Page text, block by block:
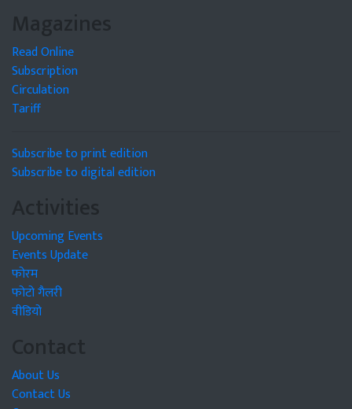
Magazines
Read Online
Subscription
Circulation
Tariff
Subscribe to print edition
Subscribe to digital edition
Activities
Upcoming Events
Events Update
फोरम
फोटो गैलरी
वीडियो
Contact
About Us
Contact Us